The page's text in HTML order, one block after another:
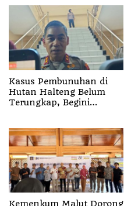
Kasus Pembunuhan di
Hutan Halteng Belum
Terungkap, Begini